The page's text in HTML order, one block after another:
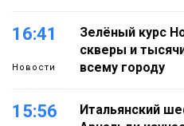
16:41
Новости
Зелёный курс
скверы и
всему городу
15:56
Итальянский